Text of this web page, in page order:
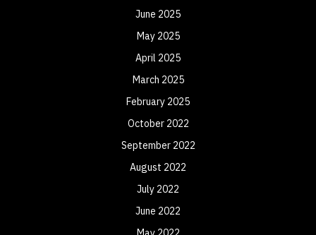
June 2025
May 2025
April 2025
March 2025
February 2025
October 2022
September 2022
August 2022
July 2022
June 2022